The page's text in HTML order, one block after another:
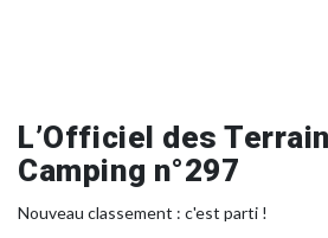
L’Officiel des
Camping n°297
Nouveau classement : c'est parti !